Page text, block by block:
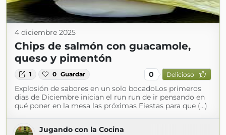
4 diciembre 2025
Chips de salmón con guacamole,
queso y pimentón
1 0 Guardar 0 Delicioso
Explosión de sabores en un solo bocadoLos primeros
dias de Diciembre inician el run run de ir pensando en
qué poner en la mesa las próximas Fiestas para que (...)
Jugando con la Cocina